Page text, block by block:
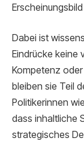
Dabei ist
Eindrücke keine
Kompetenz
bleiben sie Teil
Politikerinnen
dass inhaltliche
strategisches